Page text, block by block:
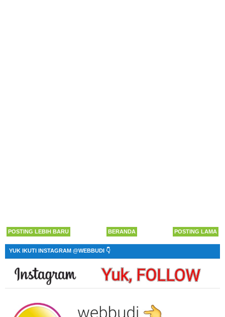
POSTING LEBIH BARU POSTING LAMA
BERANDA
YUK IKUTI INSTAGRAM @WEBBUDI 👇